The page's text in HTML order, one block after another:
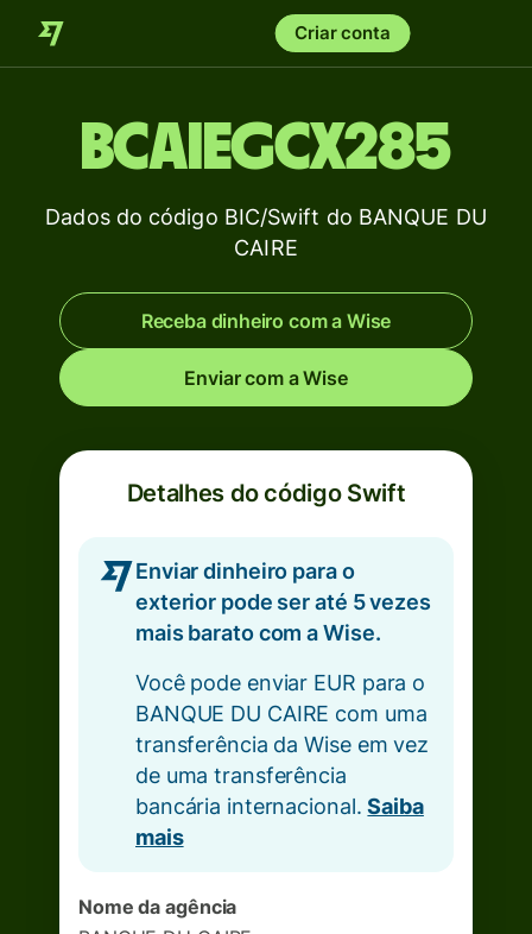
Criar conta
BCAIEGCX285
Dados do código BIC/Swift do BANQUE DU
CAIRE
Receba dinheiro com a Wise
Enviar com a Wise
Detalhes do código Swift
Enviar dinheiro para o
exterior pode ser até 5 vezes
mais barato com a Wise.
Você pode enviar EUR para o
BANQUE DU CAIRE com uma
transferência da Wise em vez
de uma transferência
bancária internacional.Saiba
mais
Nome da agência